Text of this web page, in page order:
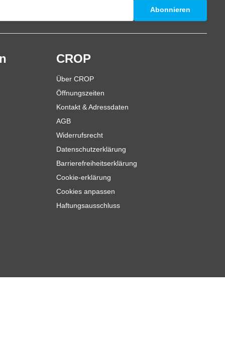
Abonnieren
CROP
Über CROP
Öffnungszeiten
Kontakt & Adressdaten
AGB
Widerrufsrecht
Datenschutzerklärung
Barrierefreiheitserklärung
Cookie-erklärung
Cookies anpassen
Haftungsausschluss